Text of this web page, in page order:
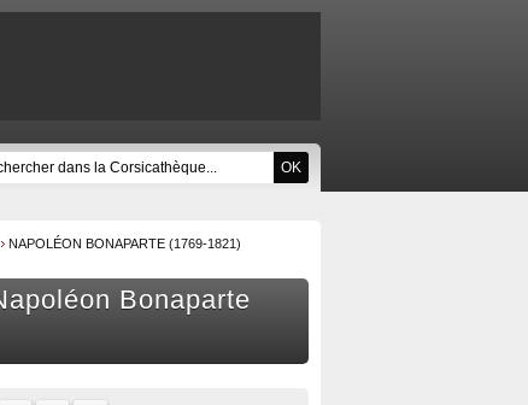
NAPOLÉON BONAPARTE (1769-1821)
Bonaparte